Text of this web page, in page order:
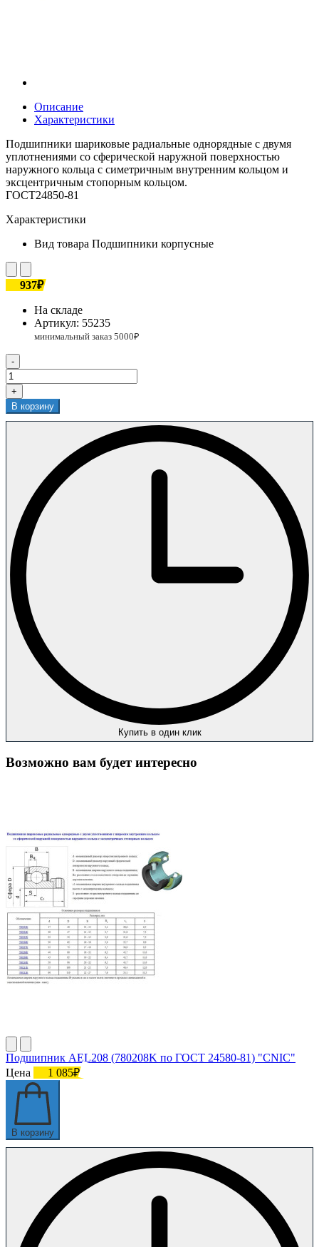
Описание
Характеристики
Подшипники шариковые радиальные однорядные с двумя
уплотнениями со сферической наружной поверхностью
наружного кольца с симетричным внутренним кольцом и
эксцентричным стопорным кольцом.
ГОСТ24850-81
Характеристики
Вид товара Подшипники корпусные
937₽
На складе
Артикул: 55235
-
+
В корзину
Купить в один клик
Возможно вам будет интересно
Подшипник AEL208 (780208K по ГОСТ 24580-81) "CNIC"
Цена
1 085₽
В корзину